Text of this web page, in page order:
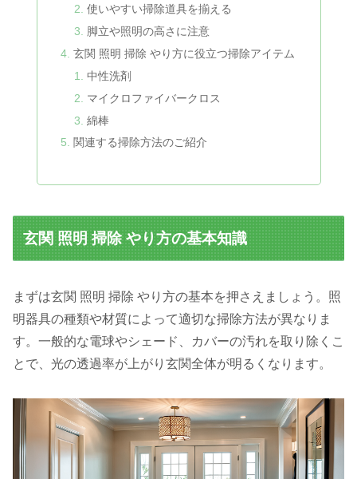
使いやすい掃除道具を揃える
脚立や照明の高さに注意
玄関 照明 掃除 やり方に役立つ掃除アイテム
中性洗剤
マイクロファイバークロス
綿棒
関連する掃除方法のご紹介
玄関 照明 掃除 やり方の基本知識
まずは玄関 照明 掃除 やり方の基本を押さえましょう。照
明器具の種類や材質によって適切な掃除方法が異なりま
す。一般的な電球やシェード、カバーの汚れを取り除くこ
とで、光の透過率が上がり玄関全体が明るくなります。